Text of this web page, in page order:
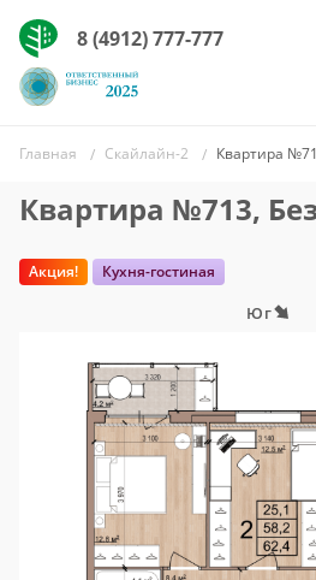
8 (4912) 777-777
Главная Скайлайн-2 Квартира
Квартира №713,
Акция! Кухня-гостиная
Юг